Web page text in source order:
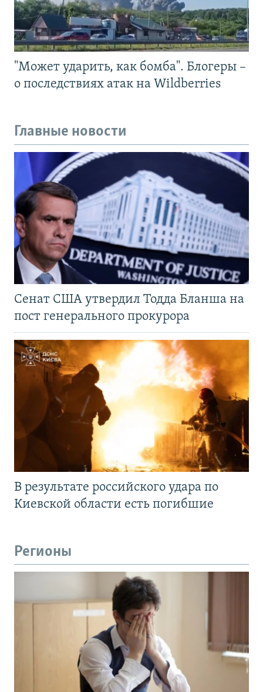
"Может ударить, как бомба". Блогеры –
о последствиях атак на Wildberries
Главные новости
Сенат США утвердил Тодда Бланша на
пост генерального прокурора
В результате российского удара по
Киевской области есть погибшие
Регионы